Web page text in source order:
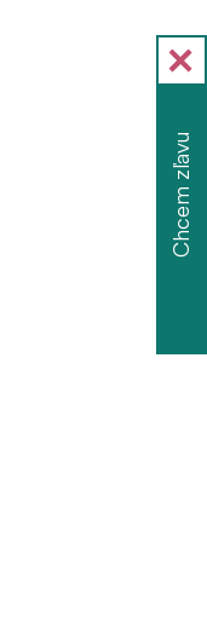
Chcem zľavu